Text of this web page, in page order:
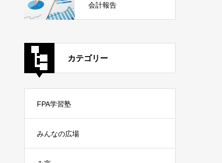
会計報告
カテゴリー
FPA学習塾
みんなの広場